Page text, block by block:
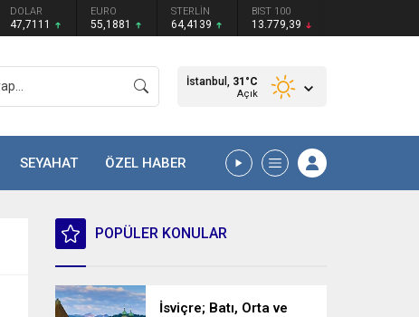
DOLAR
47,7111
EURO
55,1881
STERLİN
64,4139
BIST 100
13.779,39
İstanbul, 31 °C
Açık
SEYAHAT ÖZEL HABER
POPÜLER KONULAR
İsviçre; Batı, Orta ve